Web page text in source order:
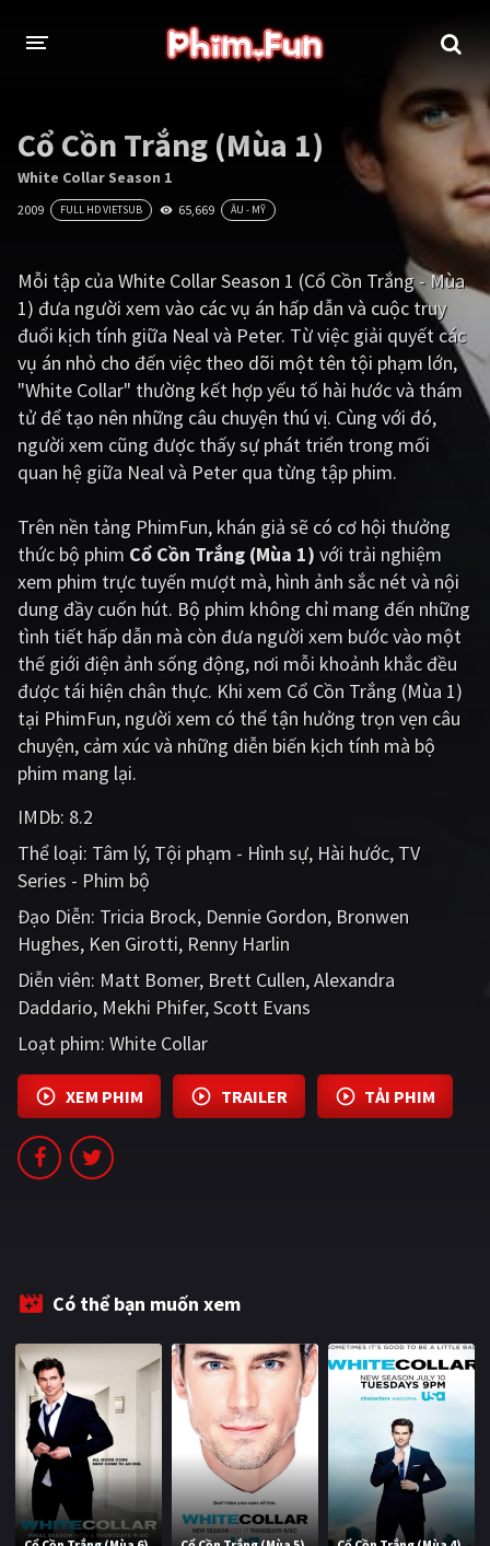
THỂ LOẠI
Thần thoại - Cổ trang
Tâm lý Chiến tranh
Kinh dị Tội phạm - Hình sự
Phiêu lưu Hài hước
Viễn tưởng Khoa học - Tài liệu
Hoạt hình Thể thao
Tình cảm - Lãng mạn Kỳ ảo
Giật gân Gia đình
Lịch sử
Viễn Tây Tiểu sử
GameShow DramaTV
QUỐC GIA
Âu - Mỹ Trung Quốc - Hồng Kông
Hàn Quốc
Ấn Độ Việt Nam
CẬP NHẬT
PHIM MỚI
PHIM BỘ
PHIM LẺ
PHIM CHIẾU RẠP
TUYỂN TẬP PHIM
Cổ Cồn Trắng (Mùa 1)
White Collar Season 1
2009 FULL HD VIETSUB 65,669 ÂU - MỸ
Mỗi tập của White Collar Season 1 (Cổ Cồn Trắng - Mùa
1) đưa người xem vào các vụ án hấp dẫn và cuộc truy
đuổi kịch tính giữa Neal và Peter. Từ việc giải quyết các
vụ án nhỏ cho đến việc theo dõi một tên tội phạm lớn,
"White Collar" thường kết hợp yếu tố hài hước và thám
tử để tạo nên những câu chuyện thú vị. Cùng với đó,
người xem cũng được thấy sự phát triển trong mối
quan hệ giữa Neal và Peter qua từng tập phim.
Trên nền tảng PhimFun, khán giả sẽ có cơ hội thưởng
thức bộ phim Cổ Cồn Trắng (Mùa 1) với trải nghiệm
xem phim trực tuyến mượt mà, hình ảnh sắc nét và nội
dung đầy cuốn hút. Bộ phim không chỉ mang đến những
tình tiết hấp dẫn mà còn đưa người xem bước vào một
thế giới điện ảnh sống động, nơi mỗi khoảnh khắc đều
được tái hiện chân thực. Khi xem Cổ Cồn Trắng (Mùa 1)
tại PhimFun, người xem có thể tận hưởng trọn vẹn câu
chuyện, cảm xúc và những diễn biến kịch tính mà bộ
phim mang lại.
IMDb: 8.2
Thể loại: Tâm lý Tội phạm - Hình sự Hài hước TV
Series - Phim bộ
Đạo Diễn: Tricia Brock Dennie Gordon Bronwen
Hughes Ken Girotti Renny Harlin
Diễn viên: Matt Bomer Brett Cullen Alexandra
Daddario Mekhi Phifer Scott Evans
Loạt phim: White Collar
XEM PHIM TRAILER TẢI PHIM
Có thể bạn muốn xem